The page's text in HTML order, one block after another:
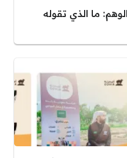
ما الذي تقوله